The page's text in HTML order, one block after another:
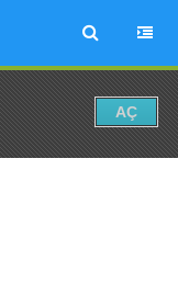
AÇ